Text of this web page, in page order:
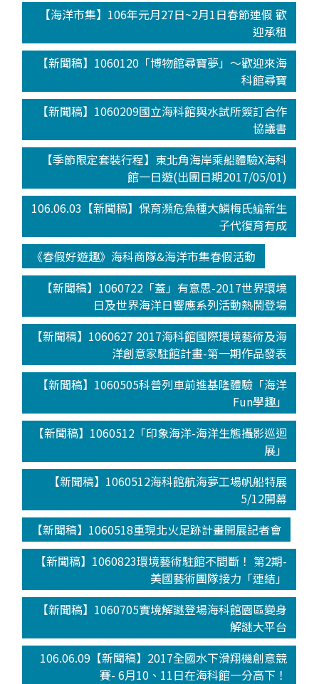
【海洋市集】106年元月27日~2月1日春節連假 歡
迎承租
【新聞稿】1060120「博物館尋寶夢」～歡迎來海
科館尋寶
【新聞稿】1060209國立海科館與水試所簽訂合作
協議書
【季節限定套裝行程】東北角海岸乘船體驗X海科
館一日遊(出團日期2017/05/01)
106.06.03【新聞稿】保育瀕危魚種大鱗梅氏鳊新生
子代復育有成
《春假好遊趣》海科商隊&海洋市集春假活動
【新聞稿】1060722「蓋」有意思-2017世界環境
日及世界海洋日響應系列活動熱鬧登場
【新聞稿】1060627 2017海科館國際環境藝術及海
洋創意家駐館計畫-第一期作品發表
【新聞稿】1060505科普列車前進基隆體驗「海洋
Fun學趣」
【新聞稿】1060512「印象海洋-海洋生態攝影巡迴
展」
【新聞稿】1060512海科館航海夢工場帆船特展
5/12開幕
【新聞稿】1060518重現北火足跡計畫開展記者會
【新聞稿】1060823環境藝術駐館不間斷！ 第2期-
美國藝術團隊接力「連結」
【新聞稿】1060705實境解謎登場海科館園區變身
解謎大平台
106.06.09【新聞稿】2017全國水下滑翔機創意競
賽- 6月10、11日在海科館一分高下！